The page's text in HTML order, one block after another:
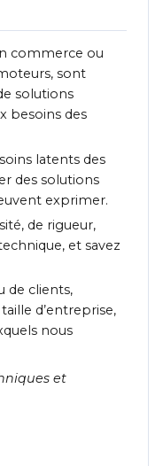
commerce ou
sont
solutions
besoins des
latents des
des solutions
exprimer.
de rigueur,
et savez
de clients,
d’entreprise,
nous
et